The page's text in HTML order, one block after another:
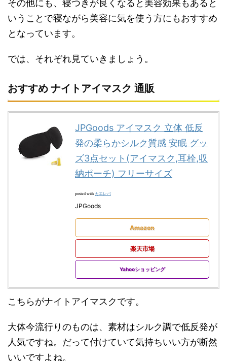
その他にも、寝つきが良くなると美容効果もあると
いうことで寝ながら美容に気を使う方にもおすすめ
となっています。
では、それぞれ見ていきましょう。
おすすめ ナイトアイマスク 通販
JPGoods アイマスク 立体 低反
発の柔らかシルク質感 安眠 グッ
ズ3点セット(アイマスク,耳栓,収
納ポーチ) フリーサイズ
posted with カエレバ
JPGoods
Amazon
楽天市場
Yahooショッピング
こちらがナイトアイマスクです。
大体今流行りのものは、素材はシルク調で低反発が
人気ですね。だって付けていて気持ちいい方が断然
いいですよね。